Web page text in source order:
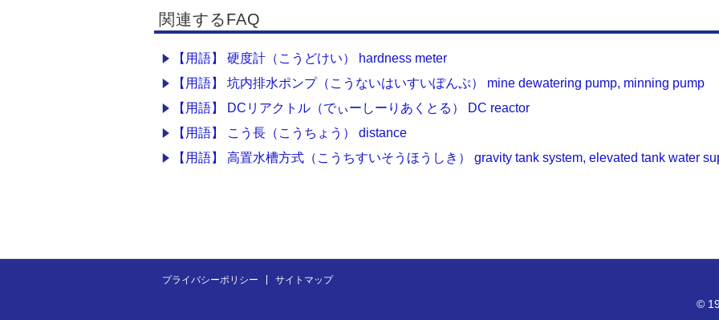
関連するFAQ
【用語】 硬度計（こうどけい） hardness meter
【用語】 坑内排水ポンプ（こうないはいすいぽんぷ） mine dewatering pump, minning pump
【用語】 DCリアクトル（でぃーしーりあくとる） DC reactor
【用語】 こう長（こうちょう） distance
【用語】 高置水槽方式（こうちすいそうほうしき） gravity tank system, elevated tank water
プライバシーポリシー サイトマップ
©